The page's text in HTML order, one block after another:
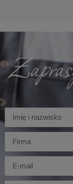
Imię
Firma